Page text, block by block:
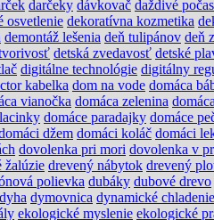
darčeky dávkovač daždivé
osvetlenie dekoratívna kozmetika
demontáž lešenia deň tulipánov deň
detská zvedavosť detské
digitálne technológie digitálny
kabelka dom na vode domáca
vianočka domáca zelenina
domáce paradajky domáce
džem domáci koláč domáci
dovolenka pri mori dovolenka v
žalúzie drevený nábytok drevený
polievka dubáky dubové drevo
dyha dymovnica dynamické chladenie
ekologické myslenie ekologické